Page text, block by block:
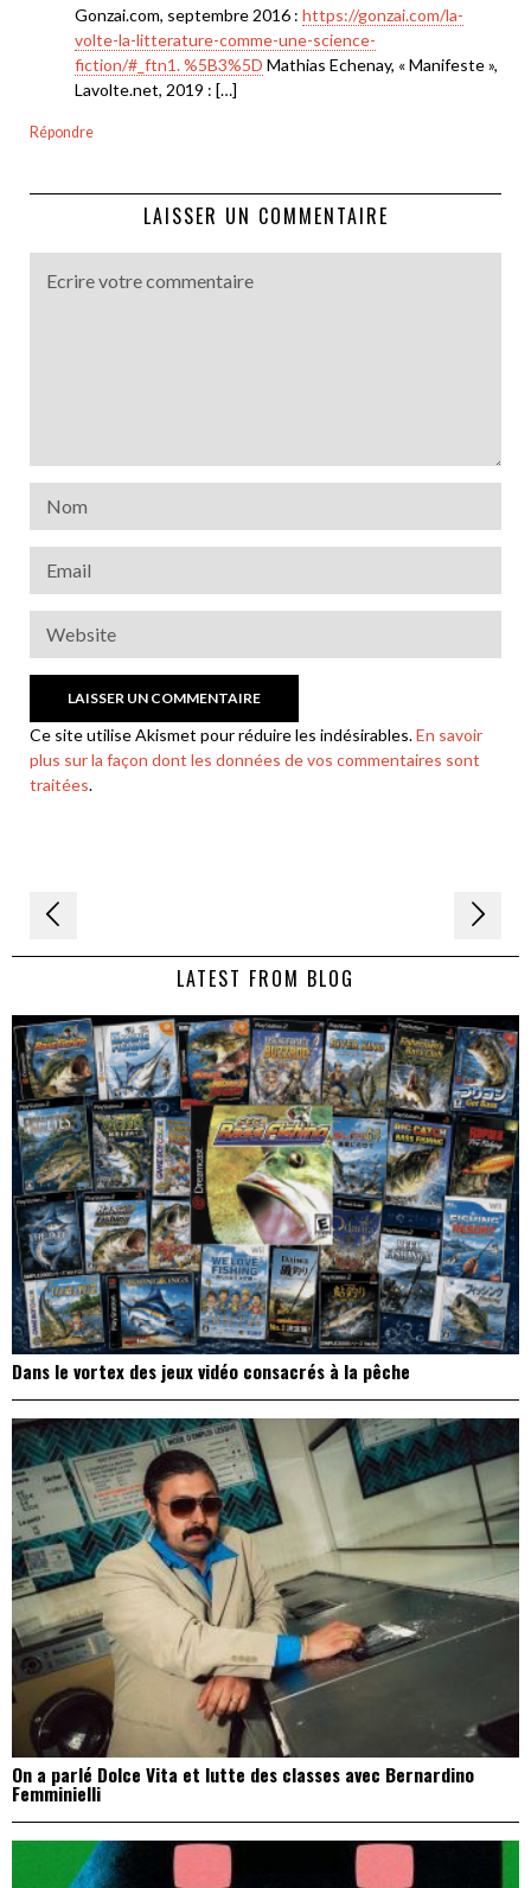
Gonzai.com, septembre 2016 : https://gonzai.com/la-
volte-la-litterature-comme-une-science-
fiction/#_ftn1. %5B3%5D Mathias Echenay, « Manifeste »,
Lavolte.net, 2019 : […]
Répondre
LAISSER UN COMMENTAIRE
Ce site utilise Akismet pour réduire les indésirables.En savoir
plus sur la façon dont les données de vos commentaires sont
traitées.
Navigation
de LATEST FROM BLOG
Dans le vortex des jeux vidéo consacrés à la pêche
On a parlé Dolce Vita et lutte des classes avec Bernardino
Femminielli